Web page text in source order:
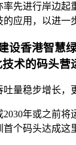
先进行岸边
应用，以进一
设香港智慧
术的码头营
量稳步增长，
年或之前
个码头达成这